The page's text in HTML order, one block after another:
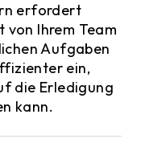
erfordert
Ihrem Team
Aufgaben
ein,
die Erledigung
kann.